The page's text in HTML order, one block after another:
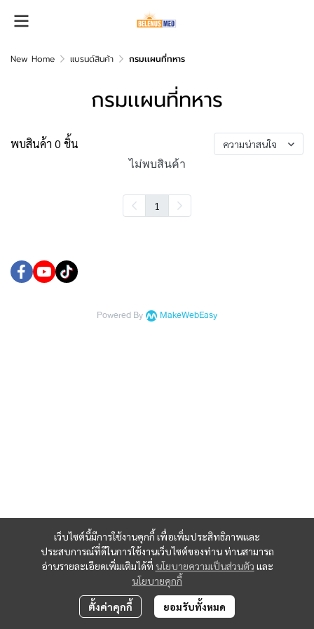
New Home แบรนด์สินค้า กรมเเผนที่ทหาร
กรมเเผนที่ทหาร
พบสินค้า 0 ชิ้น ความน่าสนใจ
ไม่พบสินค้า
1
เว็บไซต์นี้มีการใช้งานคุกกี้ เพื่อเพิ่มประสิทธิภาพและ
ประสบการณ์ที่ดีในการใช้งานเว็บไซต์ของท่าน ท่านสามารถ
อ่านรายละเอียดเพิ่มเติมได้ที่ นโยบายความเป็นส่วนตัว และ
นโยบายคุกกี้
ตั้งค่าคุกกี้ ยอมรับทั้งหมด
Powered By MakeWebEasy